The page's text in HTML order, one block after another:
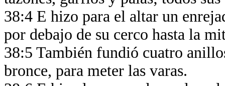
38:4 E hizo para el altar un
por debajo de su cerco hasta la
38:5 También fundió cuatro
bronce, para meter las varas.